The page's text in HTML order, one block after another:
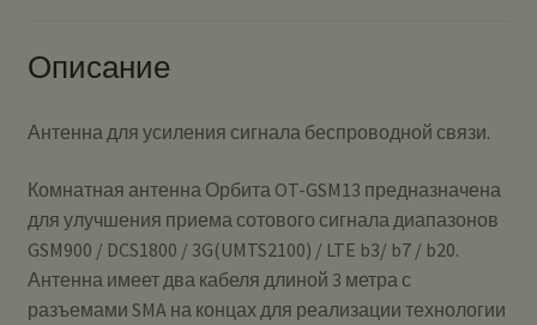
Описание
Антенна для усиления сигнала беспроводной связи.
Комнатная антенна Орбита OT-GSM13 предназначена
для улучшения приема сотового сигнала диапазонов
GSM900 / DCS1800 / 3G(UMTS2100) / LTE b3/ b7 / b20.
Антенна имеет два кабеля длиной 3 метра с
разъемами SMA на концах для реализации технологии